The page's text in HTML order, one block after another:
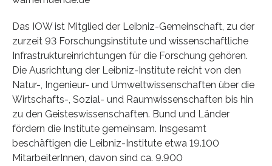
Das IOW ist Mitglied der Leibniz-Gemeinschaft, zu der
zurzeit 93 Forschungsinstitute und wissenschaftliche
Infrastruktureinrichtungen für die Forschung gehören.
Die Ausrichtung der Leibniz-Institute reicht von den
Natur-, Ingenieur- und Umweltwissenschaften über die
Wirtschafts-, Sozial- und Raumwissenschaften bis hin
zu den Geisteswissenschaften. Bund und Länder
fördern die Institute gemeinsam. Insgesamt
beschäftigen die Leibniz-Institute etwa 19.100
MitarbeiterInnen, davon sind ca. 9.900